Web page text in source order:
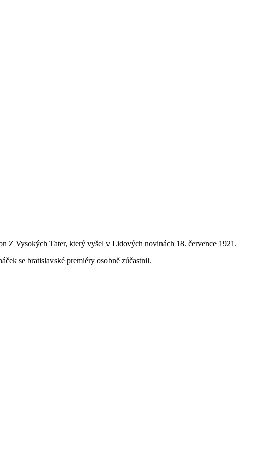
Z Vysokých Tater, který vyšel v Lidových novinách 18. července 1921.
se bratislavské premiéry osobně zúčastnil.